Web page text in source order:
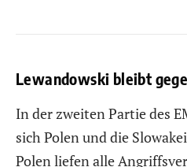
Lewandowski bleibt
In der zweiten Partie des
sich Polen und die
Polen liefen alle